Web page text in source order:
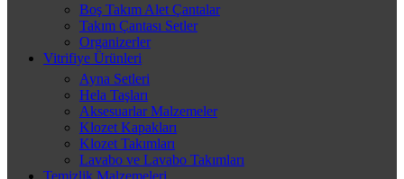
Boş Takım Alet Çantalar
Takım Çantası Setler
Organizerler
Vitrifiye Ürünleri
Ayna Setleri
Hela Taşları
Aksesuarlar Malzemeler
Klozet Kapakları
Klozet Takımları
Lavabo ve Lavabo Takımları
Temizlik Malzemeleri